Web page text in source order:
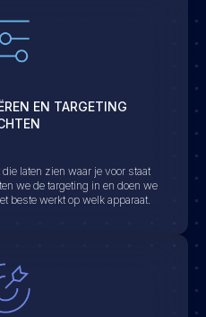
EN TARGETING
laten zien waar je voor staat
we de targeting in en doen we
beste werkt op welk apparaat.